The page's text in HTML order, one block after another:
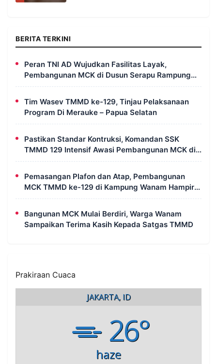
BERITA TERKINI
Peran TNI AD Wujudkan Fasilitas Layak,
Pembangunan MCK di Dusun Serapu Rampung
Dikerjakan
Tim Wasev TMMD ke-129, Tinjau Pelaksanaan
Program Di Merauke – Papua Selatan
Pastikan Standar Kontruksi, Komandan SSK
TMMD 129 Intensif Awasi Pembangunan MCK di
Wanam
Pemasangan Plafon dan Atap, Pembangunan
MCK TMMD ke-129 di Kampung Wanam Hampir
Rampung
Bangunan MCK Mulai Berdiri, Warga Wanam
Sampaikan Terima Kasih Kepada Satgas TMMD
Prakiraan Cuaca
JAKARTA, ID
26°
haze